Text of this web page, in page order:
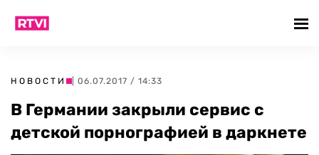
НОВОСТИ | 06.07.2017 / 14:33
В Германии закрыли сервис с
детской порнографией в даркнете